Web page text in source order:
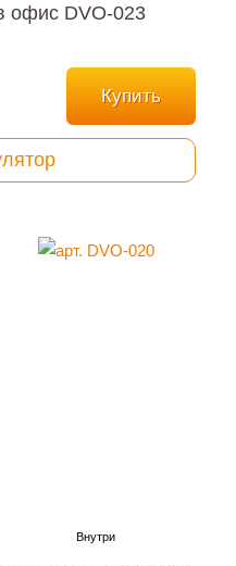
офис DVO-023
Купить